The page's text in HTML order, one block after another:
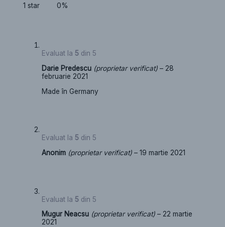
1 star
0%
Evaluat la 5din 5
Darie Predescu (proprietar verificat) – 28
februarie 2021
Made în Germany
Evaluat la 5din 5
Anonim (proprietar verificat) – 19 martie 2021
Evaluat la 5din 5
Mugur Neacsu (proprietar verificat) – 22 martie
2021